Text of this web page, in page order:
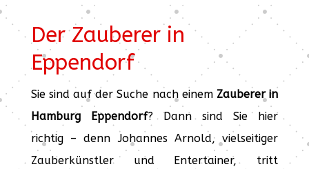
Der Zauberer in
Eppendorf
Sie sind auf der Suche nach einem Zauberer in
Hamburg Eppendorf? Dann sind Sie hier
richtig – denn Johannes Arnold, vielseitiger
Zauberkünstler und Entertainer, tritt